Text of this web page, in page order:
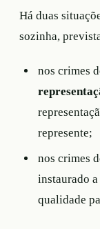
Há duas
sozinha,
nos crimes
represente;
nos crimes
instaurado
qualidade